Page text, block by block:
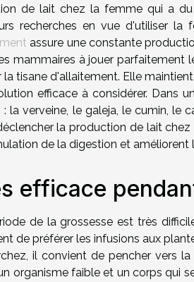
de lait chez la femme qui a
recherches en vue d'utiliser
assure une constante
mammaires à jouer parfaitement
la tisane d'allaitement. Elle
efficace à considérer. Dans
: la verveine, le galeja, le cumin, le
la production de lait
de la digestion et
efficace
de la grossesse est très
de préférer les infusions aux
il convient de pencher vers
organisme faible et un corps qui